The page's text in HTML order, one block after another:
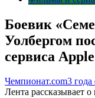
Боевик
Уолбергом
сервиса
Чемпионат.com3 года
Лента рассказывает